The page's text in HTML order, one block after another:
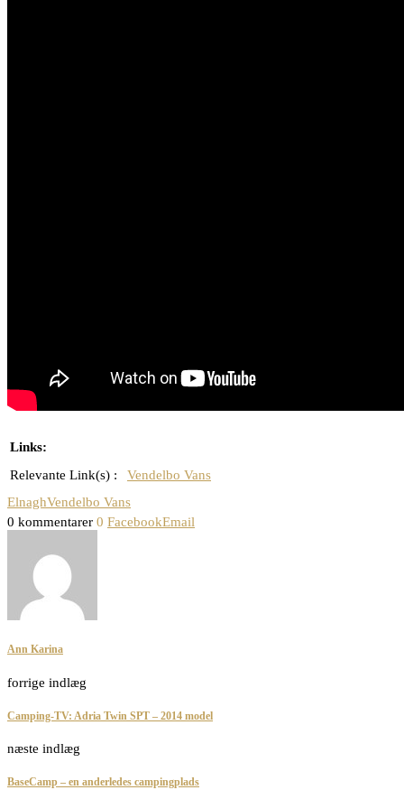
Links:
Relevante Link(s) :
Vendelbo Vans
ElnaghVendelbo Vans
0 kommentarer 0 FacebookEmail
Ann Karina
forrige indlæg
Camping-TV: Adria Twin SPT – 2014 model
næste indlæg
BaseCamp – en anderledes campingplads